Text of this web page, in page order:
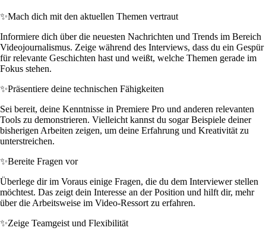
✨Mach dich mit den aktuellen Themen vertraut
Informiere dich über die neuesten Nachrichten und Trends im Bereich
Videojournalismus. Zeige während des Interviews, dass du ein Gespür
für relevante Geschichten hast und weißt, welche Themen gerade im
Fokus stehen.
✨Präsentiere deine technischen Fähigkeiten
Sei bereit, deine Kenntnisse in Premiere Pro und anderen relevanten
Tools zu demonstrieren. Vielleicht kannst du sogar Beispiele deiner
bisherigen Arbeiten zeigen, um deine Erfahrung und Kreativität zu
unterstreichen.
✨Bereite Fragen vor
Überlege dir im Voraus einige Fragen, die du dem Interviewer stellen
möchtest. Das zeigt dein Interesse an der Position und hilft dir, mehr
über die Arbeitsweise im Video-Ressort zu erfahren.
✨Zeige Teamgeist und Flexibilität